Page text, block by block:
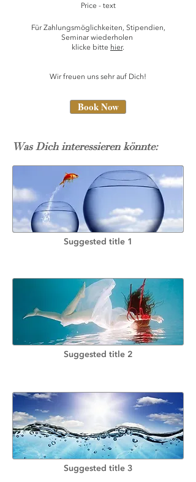
Price - text
Für Zahlungsmöglichkeiten, Stipendien,
Seminar wiederholen
klicke bitte hier.​
Wir freuen uns sehr auf Dich!
Book Now
Was Dich interessieren könnte:
Suggested title 1
Suggested title 2
Suggested title 3